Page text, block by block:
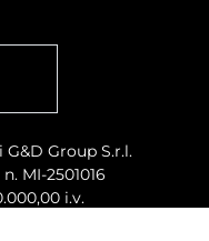
Group S.r.l.
MI-2501016
i.v.